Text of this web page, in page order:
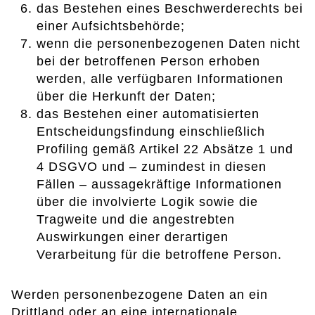
das Bestehen eines Beschwerderechts bei
einer Aufsichtsbehörde;
wenn die personenbezogenen Daten nicht
bei der betroffenen Person erhoben
werden, alle verfügbaren Informationen
über die Herkunft der Daten;
das Bestehen einer automatisierten
Entscheidungsfindung einschließlich
Profiling gemäß Artikel 22 Absätze 1 und
4 DSGVO und – zumindest in diesen
Fällen – aussagekräftige Informationen
über die involvierte Logik sowie die
Tragweite und die angestrebten
Auswirkungen einer derartigen
Verarbeitung für die betroffene Person.
Werden personenbezogene Daten an ein